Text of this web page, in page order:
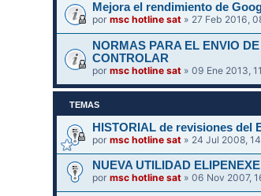
Mejora el rendimiento de
pormsc hotline sat » 27 Feb 2016,
NORMAS PARA EL ENVIO
CONTROLAR
pormsc hotline sat » 09 Ene 2013,
TEMAS
HISTORIAL de revisiones del
pormsc hotline sat » 24 Jul 2008,
NUEVA UTILIDAD
pormsc hotline sat » 06 Nov 2007,